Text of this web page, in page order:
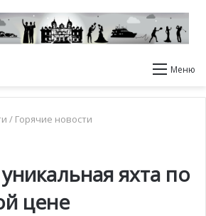
Меню
/ Горячие новости
яхта по
цене